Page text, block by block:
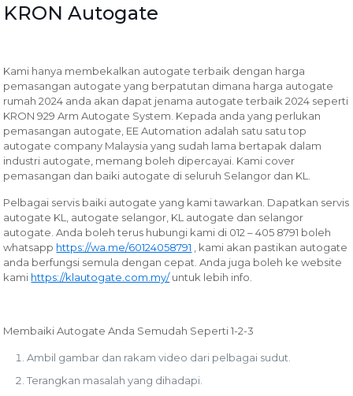
KRON Autogate
Kami hanya membekalkan autogate terbaik dengan harga
pemasangan autogate yang berpatutan dimana harga autogate
rumah 2024 anda akan dapat jenama autogate terbaik 2024 seperti
KRON 929 Arm Autogate System. Kepada anda yang perlukan
pemasangan autogate, EE Automation adalah satu satu top
autogate company Malaysia yang sudah lama bertapak dalam
industri autogate, memang boleh dipercayai. Kami cover
pemasangan dan baiki autogate di seluruh Selangor dan KL.
Pelbagai servis baiki autogate yang kami tawarkan. Dapatkan servis
autogate KL, autogate selangor, KL autogate dan selangor
autogate. Anda boleh terus hubungi kami di 012 – 405 8791 boleh
whatsapp https://wa.me/60124058791
, kami akan pastikan autogate
anda berfungsi semula dengan cepat. Anda juga boleh ke website
kami https://klautogate.com.my/ untuk lebih info.
Membaiki Autogate Anda Semudah Seperti 1-2-3
Ambil gambar dan rakam video dari pelbagai sudut.
Terangkan masalah yang dihadapi.